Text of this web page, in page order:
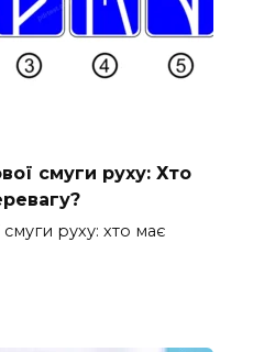
смуги руху: Хто
руху: хто має